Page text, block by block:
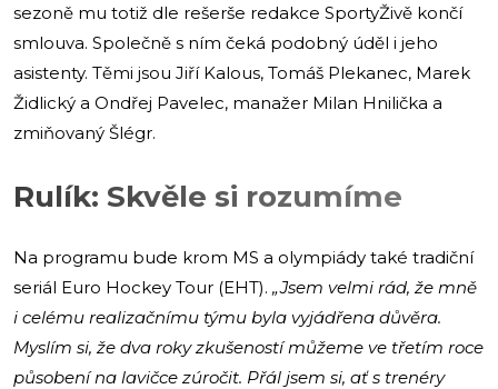
sezoně mu totiž dle rešerše redakce SportyŽivě končí
smlouva. Společně s ním čeká podobný úděl i jeho
asistenty. Těmi jsou Jiří Kalous, Tomáš Plekanec, Marek
Židlický a Ondřej Pavelec, manažer Milan Hnilička a
zmiňovaný Šlégr.
Rulík: Skvěle si rozumíme
Na programu bude krom MS a olympiády také tradiční
seriál Euro Hockey Tour (EHT). „Jsem velmi rád, že mně
i celému realizačnímu týmu byla vyjádřena důvěra.
Myslím si, že dva roky zkušeností můžeme ve třetím roce
působení na lavičce zúročit. Přál jsem si, ať s trenéry